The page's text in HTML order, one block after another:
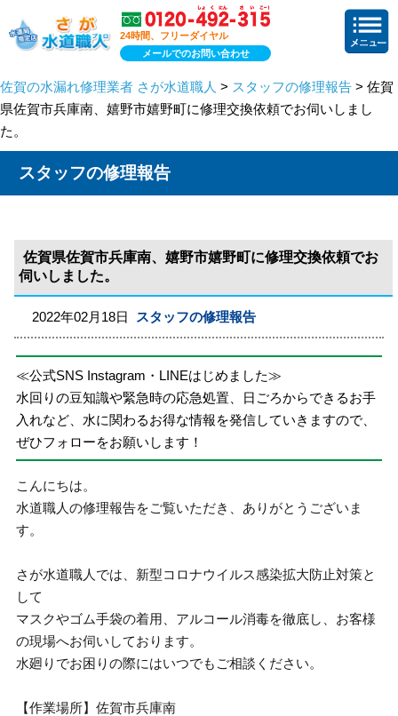
24時間、フリーダイヤル
メールでのお問い合わせ
佐賀の水漏れ修理業者 さが水道職人 > スタッフの修理報告 > 佐賀
県佐賀市兵庫南、嬉野市嬉野町に修理交換依頼でお伺いしまし
た。
スタッフの修理報告
佐賀県佐賀市兵庫南、嬉野市嬉野町に修理交換依頼でお
伺いしました。
2022年02月18日 スタッフの修理報告
≪公式SNS Instagram・LINEはじめました≫
水回りの豆知識や緊急時の応急処置、日ごろからできるお手
入れなど、水に関わるお得な情報を発信していきますので、
ぜひフォローをお願いします！
こんにちは。
水道職人の修理報告をご覧いただき、ありがとうございま
す。
さが水道職人では、新型コロナウイルス感染拡大防止対策と
して
マスクやゴム手袋の着用、アルコール消毒を徹底し、お客様
の現場へお伺いしております。
水廻りでお困りの際にはいつでもご相談ください。
【作業場所】佐賀市兵庫南